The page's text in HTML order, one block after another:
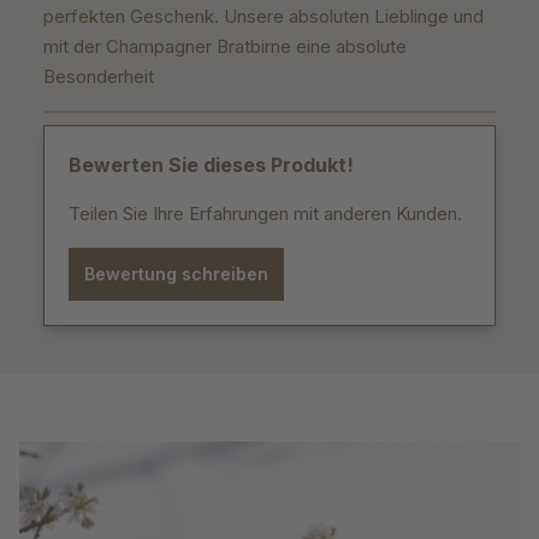
perfekten Geschenk. Unsere absoluten Lieblinge und
mit der Champagner Bratbirne eine absolute
Besonderheit
Bewerten Sie dieses Produkt!
Teilen Sie Ihre Erfahrungen mit anderen Kunden.
Bewertung schreiben